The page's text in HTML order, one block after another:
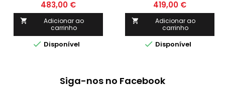
lubrificado.Robusto,
compacto e poderoso
2hp.Uso avançado e
profissional.
483,00 €

Adicionar ao
carrinho
 Disponível
lubrificado.Robusto,
compacto e poderoso
2hp.Uso avançado e
profissional.
419,00 €

Adicionar ao
carrinho
 Disponível
Siga-nos no Facebook